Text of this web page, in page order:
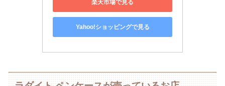
楽天市場で見る
Yahoo!ショッピングで見る